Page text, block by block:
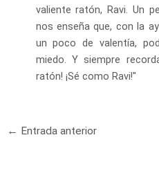
valiente ratón, Ravi. Un
nos enseña que, con la
un poco de valentía,
miedo. Y siempre
ratón! ¡Sé como Ravi!"
Navegación
← Entrada anterior